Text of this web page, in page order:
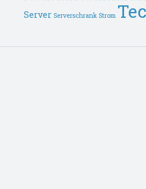
Server Serverschrank Strom